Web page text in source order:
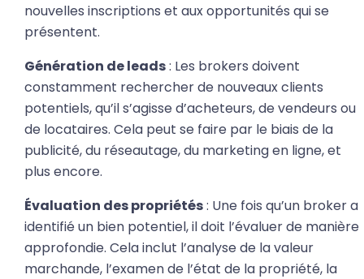
nouvelles inscriptions et aux opportunités qui se
présentent.
Génération de leads: Les brokers doivent
constamment rechercher de nouveaux clients
potentiels, qu’il s’agisse d’acheteurs, de vendeurs ou
de locataires. Cela peut se faire par le biais de la
publicité, du réseautage, du marketing en ligne, et
plus encore.
Évaluation des propriétés: Une fois qu’un broker a
identifié un bien potentiel, il doit l’évaluer de manière
approfondie. Cela inclut l’analyse de la valeur
marchande, l’examen de l’état de la propriété, la